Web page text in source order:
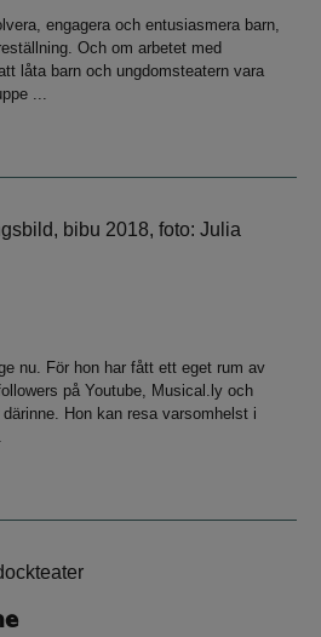
engagera och entusiasmera barn,
Och om arbetet med
låta barn och ungdomsteatern vara
...
nu. För hon har fått ett eget rum av
på Youtube, Musical.ly och
Hon kan resa varsomhelst i